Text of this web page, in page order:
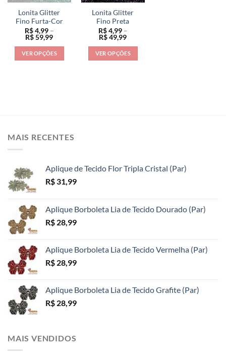
ser
escolhidas
na
página
do
produto
ser
escolhidas
na
página
do
produto
Lonita Glitter
Fino Furta-Cor
R$4,99 –
R$59,99Faixa
preço:
R$ 4,99
através
VER OPÇÕES
podem
na
página
Lonita Glitter
Fino Preta
R$4,99 –
R$49,99Faixa
preço:
R$ 4,99
através
VER OPÇÕES
na
MAIS RECENTES
Aplique de Tecido Flor Tripla Cristal (Par)
R$ 31,99
Aplique Borboleta Lia de Tecido Dourado (Par)
R$ 28,99
Aplique Borboleta Lia de Tecido Vermelha (Par)
R$ 28,99
Aplique Borboleta Lia de Tecido Grafite (Par)
R$ 28,99
MAIS VENDIDOS